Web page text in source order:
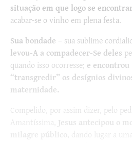
situaçãoem que logo se
acabar-se o vinho em plena festa.
Sua bondade – sua sublime
levou-A a compadecer-Se deles
quando isso ocorresse; e
“transgredir” os desígnios
maternidade.
Compelido, por assim dizer, pelo
Amantíssima, Jesus antecipou o